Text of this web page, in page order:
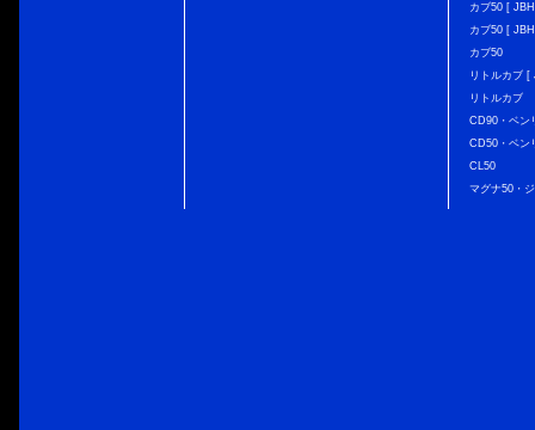
カブ50 [
カブ50 [
カブ50
リトルカブ
リトルカブ
CD90・ベン
CD50・ベン
CL50
マグナ50・